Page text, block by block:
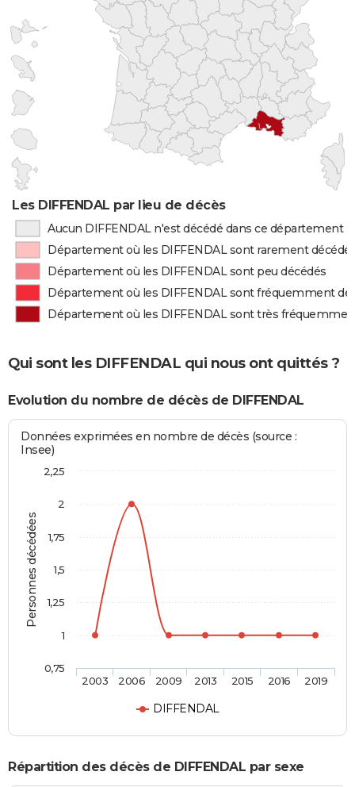
Les DIFFENDAL par lieu de décès
Aucun DIFFENDAL n'est décédé dans ce département
Département où les DIFFENDAL sont rarement
Département où les DIFFENDAL sont peu décédés
Département où les DIFFENDAL sont fréquemment
Département où les DIFFENDAL sont très
Qui sont les DIFFENDAL qui nous ont quittés ?
Evolution du nombre de décès de DIFFENDAL
Personnes décédées
Données exprimées en nombre de décès (source :
Insee)
DIFFENDAL
2003 2006 2009 2013 2015 2016 2019
0,75
1
1,25
1,5
1,75
2
2,25
Répartition des décès de DIFFENDAL par sexe